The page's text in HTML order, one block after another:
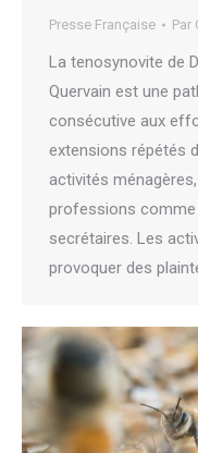
Presse Française Par
La tenosynovite de
Quervain est une
consécutive aux
extensions répétés
activités
professions
secrétaires. Les
provoquer des